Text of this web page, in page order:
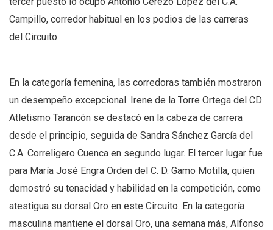
Campillo, corredor habitual en los podios de las carreras
del Circuito.
En la categoría femenina, las corredoras también mostraron
un desempeño excepcional. Irene de la Torre Ortega del CD
Atletismo Tarancón se destacó en la cabeza de carrera
desde el principio, seguida de Sandra Sánchez García del
C.A. Correligero Cuenca en segundo lugar. El tercer lugar fue
para María José Engra Orden del C. D. Gamo Motilla, quien
demostró su tenacidad y habilidad en la competición, como
atestigua su dorsal Oro en este Circuito. En la categoría
masculina mantiene el dorsal Oro, una semana más, Alfonso